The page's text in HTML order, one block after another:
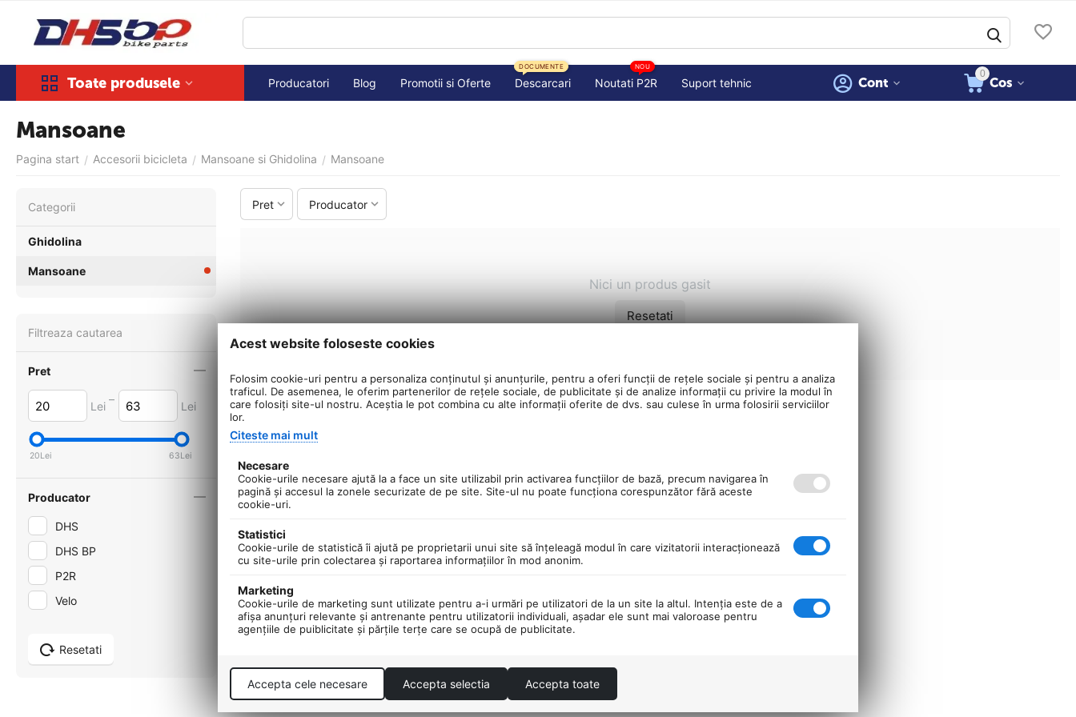
Toate produsele Producatori Blog Promotii si Oferte Descarcari
DOCUMENTE
Noutati P2R
NOU
Suport tehnic
0
Cos
Cont
Mansoane
Pagina start / Accesorii bicicleta / Mansoane si Ghidolina / Mansoane
Pret Producator
Nici un produs gasit
Resetati
Сategorii
Ghidolina
Mansoane
Filtreaza cautarea
Pret
Lei – Lei
20Lei 63Lei
Producator
DHS
DHS BP
P2R
Velo
Resetati
Acest website foloseste cookies
Folosim cookie-uri pentru a personaliza conținutul și anunțurile, pentru a oferi funcții de rețele sociale și pentru a analiza
traficul. De asemenea, le oferim partenerilor de rețele sociale, de publicitate și de analize informații cu privire la modul în
care folosiți site-ul nostru. Aceștia le pot combina cu alte informații oferite de dvs. sau culese în urma folosirii serviciilor
lor.
Citeste mai mult
Necesare
Cookie-urile necesare ajută la a face un site utilizabil prin activarea funcţiilor de bază, precum navigarea în
pagină şi accesul la zonele securizate de pe site. Site-ul nu poate funcţiona corespunzător fără aceste
cookie-uri.
Statistici
Cookie-urile de statistică îi ajută pe proprietarii unui site să înţeleagă modul în care vizitatorii interacţionează
cu site-urile prin colectarea şi raportarea informaţiilor în mod anonim.
Marketing
Cookie-urile de marketing sunt utilizate pentru a-i urmări pe utilizatori de la un site la altul. Intenţia este de a
afişa anunţuri relevante şi antrenante pentru utilizatorii individuali, aşadar ele sunt mai valoroase pentru
agenţiile de puiblicitate şi părţile terţe care se ocupă de publicitate.
Accepta cele necesare Accepta selectia Accepta toate